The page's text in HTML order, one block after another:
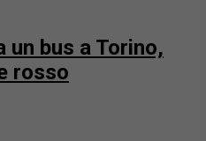
un bus a Torino,
rosso